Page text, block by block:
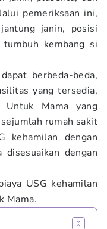
pemeriksaan ini,
janin, posisi
kembang si
berbeda-beda,
yang tersedia,
Untuk Mama yang
rumah sakit
kehamilan dengan
dengan
USG kehamilan
Mama.